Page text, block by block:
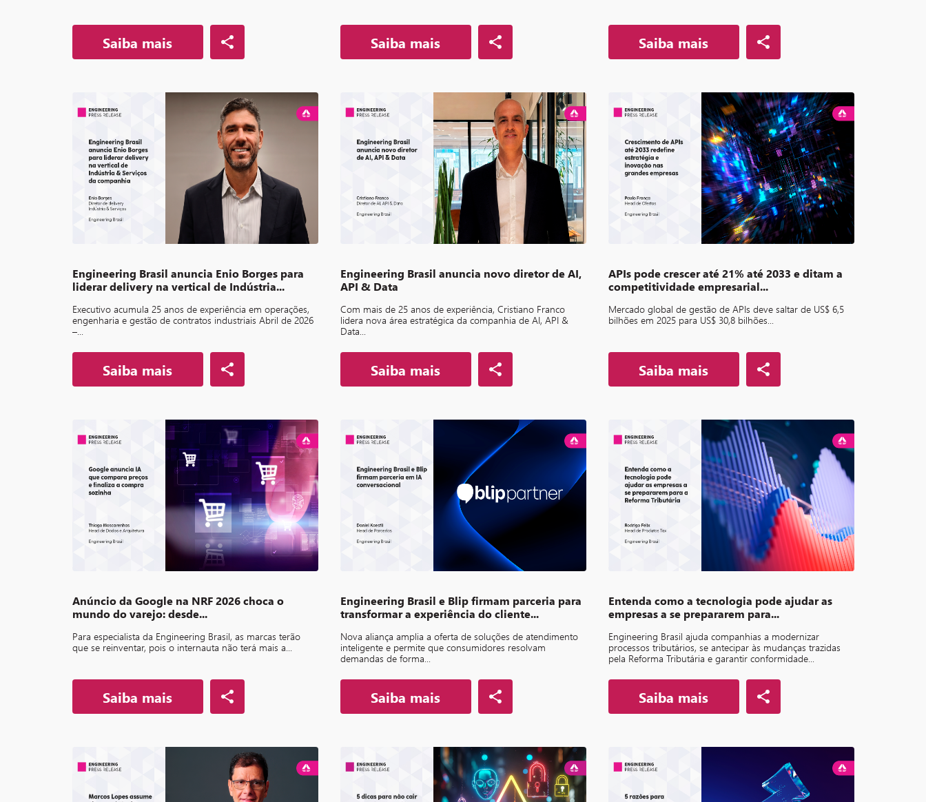
Saiba mais Saiba mais Saiba mais
Engineering Brasil anuncia Enio Borges para
liderar delivery na vertical de Indústria...
Executivo acumula 25 anos de experiência em operações,
engenharia e gestão de contratos industriais Abril de 2026
–...
Saiba mais
Engineering Brasil anuncia novo diretor de AI,
API & Data
Com mais de 25 anos de experiência, Cristiano Franco
lidera nova área estratégica da companhia de AI, API &
Data...
Saiba mais
APIs pode crescer até 21% até 2033 e ditam a
competitividade empresarial...
Mercado global de gestão de APIs deve saltar de US$ 6,5
bilhões em 2025 para US$ 30,8 bilhões...
Saiba mais
Anúncio da Google na NRF 2026 choca o
mundo do varejo: desde...
Para especialista da Engineering Brasil, as marcas terão
que se reinventar, pois o internauta não terá mais a...
Saiba mais
Engineering Brasil e Blip firmam parceria para
transformar a experiência do cliente...
Nova aliança amplia a oferta de soluções de atendimento
inteligente e permite que consumidores resolvam
demandas de forma...
Saiba mais
Entenda como a tecnologia pode ajudar as
empresas a se prepararem para...
Engineering Brasil ajuda companhias a modernizar
processos tributários, se antecipar às mudanças trazidas
pela Reforma Tributária e garantir conformidade...
Saiba mais